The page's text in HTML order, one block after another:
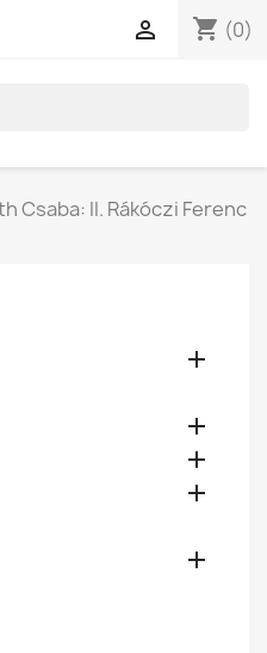
shopping_cart (0)

Csaba: II. Rákóczi Ferenc




